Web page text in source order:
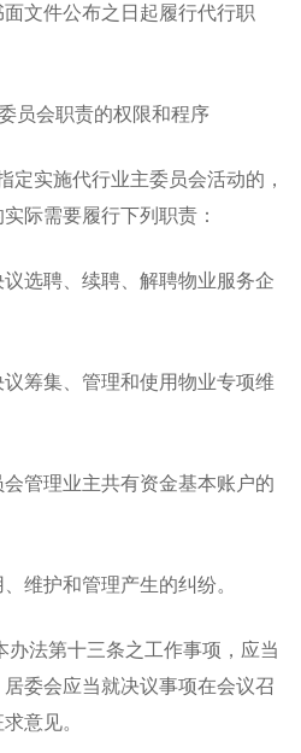
文件公布之日起履行代行职
员会职责的权限和程序
实施代行业主委员会活动的，
际需要履行下列职责：
聘、续聘、解聘物业服务企
集、管理和使用物业专项维
理业主共有资金基本账户的
护和管理产生的纠纷。
法第十三条之工作事项，应当
委会应当就决议事项在会议召
意见。